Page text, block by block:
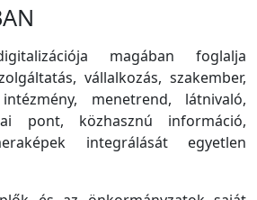
magában foglalja
vállalkozás, szakember,
menetrend, látnivaló,
pont, közhasznú információ,
integrálását egyetlen